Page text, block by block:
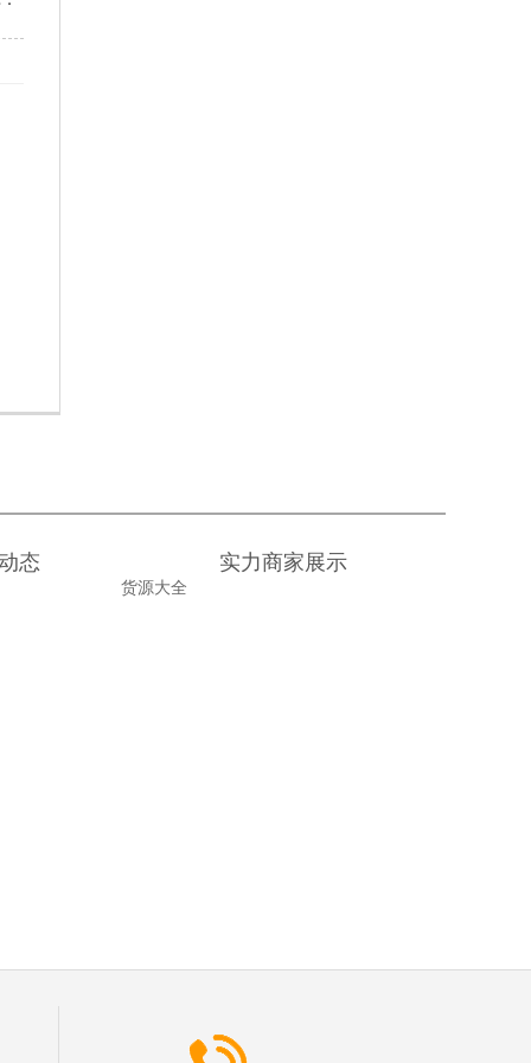
态 实力商家展示
货源大全